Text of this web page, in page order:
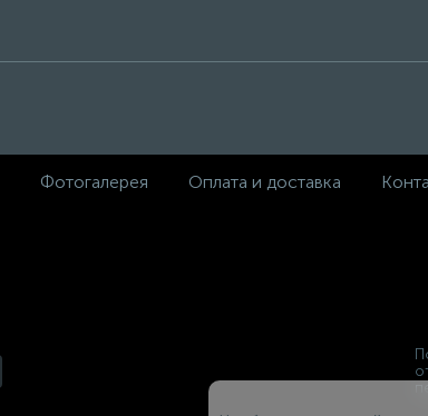
Фотогалерея Оплата и доставка